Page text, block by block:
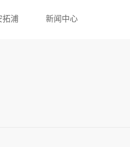
拓浦 新闻中心